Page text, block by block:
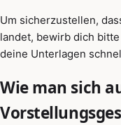
Um sicherzustellen,
landet, bewirb dich
deine Unterlagen
Wie man sich